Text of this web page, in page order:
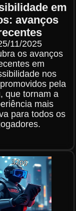
em
avanços
11/2025
os avanços
em
nos
pela
que tornam a
mais
para todos os